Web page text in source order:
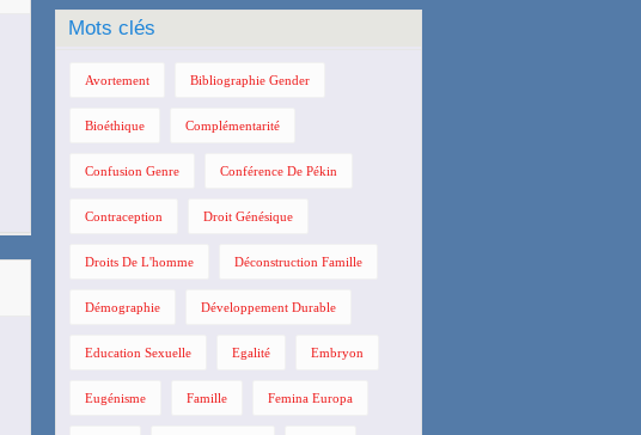
Mots clés
Avortement Bibliographie Gender
Bioéthique Complémentarité
Confusion Genre Conférence De Pékin
Contraception Droit Génésique
Droits De L'homme Déconstruction Famille
Démographie Développement Durable
Education Sexuelle Egalité Embryon
Eugénisme Famille Femina Europa